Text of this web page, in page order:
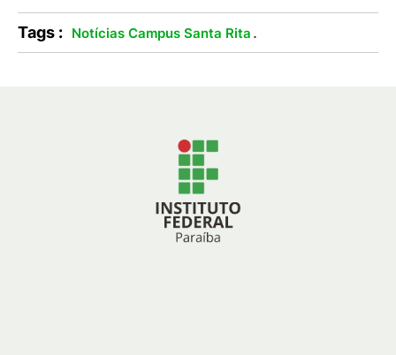
Tags : Notícias Campus Santa Rita .